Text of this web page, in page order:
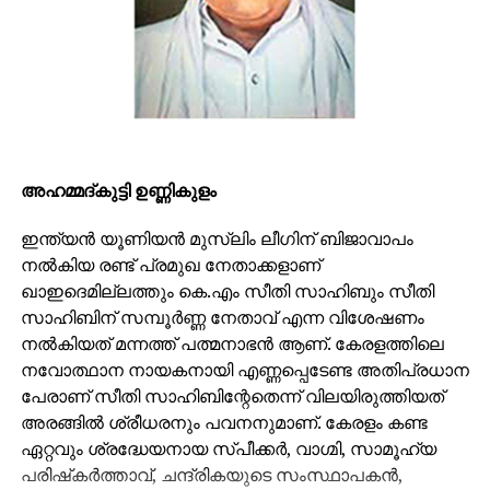
നിമിത്തം പറമ്മേക്കാവ്,
തിരുവമ്പാടി,ചെമ്പൂകാവ്,കാരമുക്ക്, ലാലൂര്‍,
അയ്യന്തോള്‍, ചൂരക്കാട്ടുകാവ് , നെയ്തലക്കാവ്,
കണിമംഗലം എന്നീ ക്ഷേത്രങ്ങളിലെ സംഘങ്ങള്‍ക്ക്
ഭ്രഷ്ട് കല്‍പ്പിച്ചെന്ന് പറയപ്പെടുന്നു. അന്ന് ശക്തന്‍
തമ്പുരാന്റെ ഭരണമായിരുന്നു. സംഭവമറിഞ്ഞ്
കോപിഷ്ടനായ തമ്പുരാന്‍ വടക്കുംനാഥനെ
ആസ്ഥാനമാക്കി അടുത്ത പൂരം നാളില്‍ (1796 മേയില്‍ –
971 മേടം) തൃശൂര്‍ പൂരം ആരംഭിച്ചു.
അഹമ്മദ്കുട്ടി ഉണ്ണികുളം
ഇന്ത്യന്‍ യൂണിയന്‍ മുസ്ലിം ലീഗിന് ബിജാവാപം
നല്‍കിയ രണ്ട് പ്രമുഖ നേതാക്കളാണ്
ഖാഇദെമില്ലത്തും കെ.എം സീതി സാഹിബും സീതി
സാഹിബിന് സമ്പൂര്‍ണ്ണ നേതാവ് എന്ന വിശേഷണം
നല്‍കിയത് മന്നത്ത് പത്മനാഭന്‍ ആണ്. കേരളത്തിലെ
നവോത്ഥാന നായകനായി എണ്ണപ്പെടേണ്ട അതിപ്രധാന
പേരാണ് സീതി സാഹിബിന്റേതെന്ന് വിലയിരുത്തിയത്
അരങ്ങില്‍ ശ്രീധരനും പവനനുമാണ്. കേരളം കണ്ട
ഏറ്റവും ശ്രദ്ധേയനായ സ്പീക്കര്‍, വാഗ്മി, സാമൂഹ്യ
പരിഷ്‌കര്‍ത്താവ്, ചന്ദ്രികയുടെ സംസ്ഥാപകന്‍,